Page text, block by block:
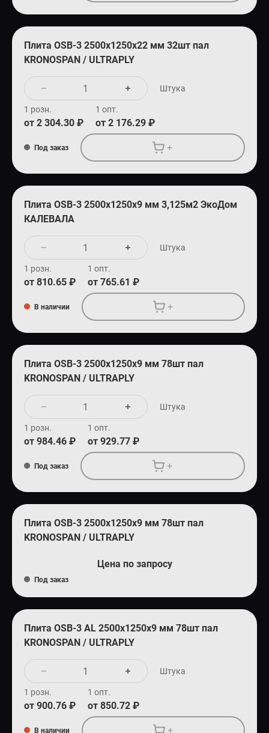
Плита OSB-3 2500х1250х22 мм 32шт пал
KRONOSPAN / ULTRAPLY
Штука
1 розн.
от 2 304.30 ₽
1 опт.
от 2 176.29 ₽
Под заказ +
Плита OSB-3 2500х1250х9 мм 3,125м2 ЭкоДом
КАЛЕВАЛА
Штука
1 розн.
от 810.65 ₽
1 опт.
от 765.61 ₽
В наличии +
Плита OSB-3 2500х1250х9 мм 78шт пал
KRONOSPAN / ULTRAPLY
Штука
1 розн.
от 984.46 ₽
1 опт.
от 929.77 ₽
Под заказ +
Плита OSB-3 2500х1250х9 мм 78шт пал
KRONOSPAN / ULTRAPLY
Цена по запросу
Под заказ
Плита OSB-3 AL 2500х1250х9 мм 78шт пал
KRONOSPAN / ULTRAPLY
Штука
1 розн.
от 900.76 ₽
1 опт.
от 850.72 ₽
В наличии +